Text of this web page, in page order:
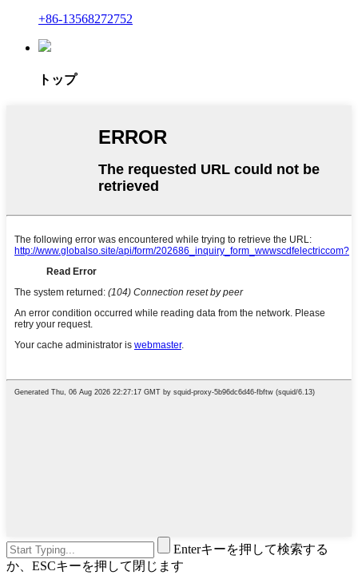
+86-13568272752
トップ
Enterキーを押して検索する
か、ESCキーを押して閉じます